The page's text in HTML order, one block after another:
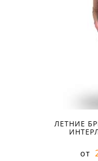
ЛЕТНИЕ
от